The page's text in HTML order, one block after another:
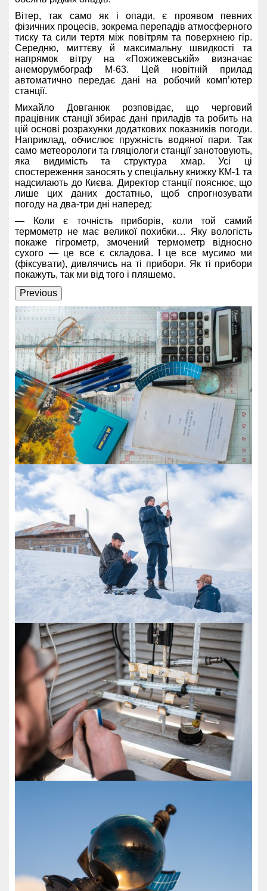
Вітер, так само як і опади, є проявом певних
фізичних процесів, зокрема перепадів атмосферного
тиску та сили тертя між повітрям та поверхнею гір.
Середню, миттєву й максимальну швидкості та
напрямок вітру на «Пожижевській» визначає
анеморумбограф М-63. Цей новітній прилад
автоматично передає дані на робочий комп’ютер
станції.
Михайло Довганюк розповідає, що черговий
працівник станції збирає дані приладів та робить на
цій основі розрахунки додаткових показників погоди.
Наприклад, обчислює пружність водяної пари. Так
само метеорологи та гляціологи станції занотовують,
яка видимість та структура хмар. Усі ці
спостереження заносять у спеціальну книжку КМ-1 та
надсилають до Києва. Директор станції пояснює, що
лише цих даних достатньо, щоб спрогнозувати
погоду на два-три дні наперед:
— Коли є точність приборів, коли той самий
термометр не має великої похибки… Яку вологість
покаже гігрометр, змочений термометр відносно
сухого — це все є складова. І це все мусимо ми
(фіксувати), дивлячись на ті прибори. Як ті прибори
покажуть, так ми від того і пляшемо.
Previous